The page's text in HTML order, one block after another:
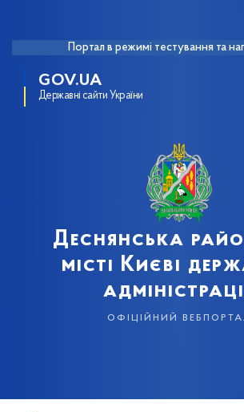
Портал в режимі тестування та
GOV.UA
Державні сайти України
Деснянська
місті Києві
офіційний